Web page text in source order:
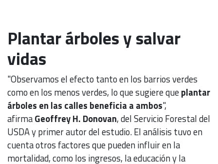
Plantar árboles y salvar
vidas
"Observamos el efecto tanto en los barrios verdes
como en los menos verdes, lo que sugiere queplantar
árboles en las calles beneficia a ambos",
afirmaGeoffrey H. Donovan, del Servicio Forestal del
USDA y primer autor del estudio. El análisis tuvo en
cuenta otros factores que pueden influir en la
mortalidad, como los ingresos, la educación y la